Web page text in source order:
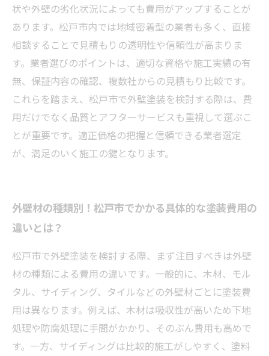
状や外壁の劣化状況によっても費用がアップすることが
あります。松戸市内では地域密着型の業者も多く、直接
相談することで見積もりの透明性や信頼性が高まりま
す。業者選びのポイントは、適切な資格や施工実績の有
無、保証内容の確認、複数社からの見積もり比較です。
これらを踏まえ、松戸市で外壁塗装を検討する際は、費
用だけでなく品質とアフターサービスも重視して選ぶこ
とが重要です。適正価格の把握と信頼できる業者選定
が、満足のいく施工の鍵となります。
外壁材の種類別！松戸市でかかる具体的な塗装費用の
違いとは？
松戸市で外壁塗装を検討する際、まず注目すべきは外壁
材の種類による費用の違いです。一般的に、木材、モル
タル、サイディング、タイルなどの外壁材ごとに塗装費
用は異なります。例えば、木材は吸収性が高いため下地
処理や防腐処理に手間がかかり、そのぶん費用も高めで
す。一方、サイディングは比較的施工がしやすく、塗料